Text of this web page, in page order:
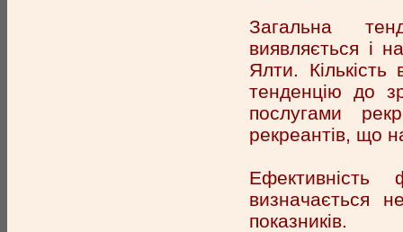
Загальна
виявляється і
Ялти. Кількість
тенденцію до
послугами
рекреантів, що
Ефективність
визначається
показників.